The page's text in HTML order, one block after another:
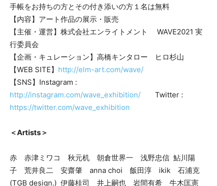
手帳をお持ちの方とその付き添いの方１名は無料
【内容】アート作品の展⽰・販売
【主催・運営】株式会社エンライトメント WAVE2021 実
⾏委員会
【企画・キュレーション】⾼橋キンタロー ヒロ杉⼭
【WEB SITE】 http://elm-art.com/wave/
【SNS】Instagram :
http://instagram.com/wave_exhibition/ Twitter :
https://twitter.com/wave_exhibition
＜Artists＞
赤 赤津ミワコ 秋元机 朝倉世界一 浅野忠信 鮎川陽
子 荒井良二 安齋肇 anna choi 飯田淳 ikik 石浦克
(TGB design.) 伊藤桂司 井上嗣也 岩間有希 牛木匡憲